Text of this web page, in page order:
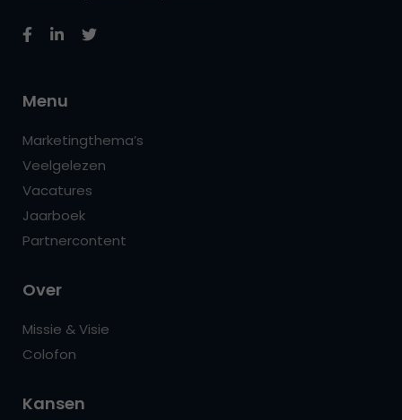
Menu
Marketingthema’s
Veelgelezen
Vacatures
Jaarboek
Partnercontent
Over
Missie & Visie
Colofon
Kansen